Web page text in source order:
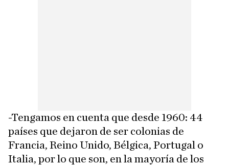
-Tengamos en cuenta que desde 1960: 44
países que dejaron de ser colonias de
Francia, Reino Unido, Bélgica, Portugal o
Italia, por lo que son, en la mayoría de los